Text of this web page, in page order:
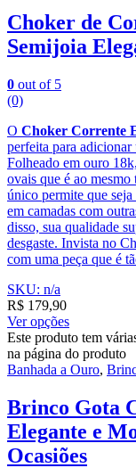
Choker de
Semijoia
0 out of 5
(0)
O Choker Corrente
perfeita para
Folheado em ouro
ovais que é ao
único permite que
em camadas com
disso, sua qualidade
desgaste. Invista no
com uma peça que é
SKU: n/a
R$ 179,90
Ver opções
Este produto tem
na página do produto
Banhada a Ouro,
Brinco Gota
Elegante e
Ocasiões